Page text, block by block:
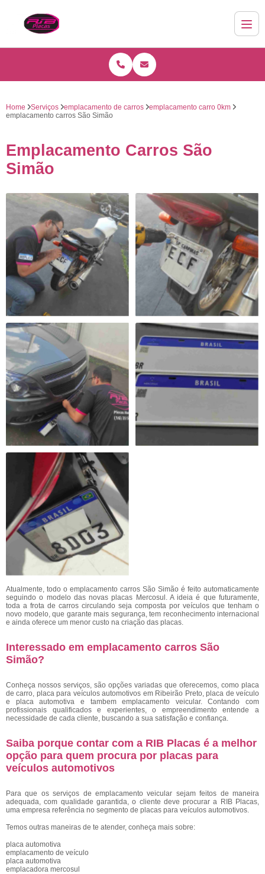
Home Serviços emplacamento de carros
emplacamento carro 0km
emplacamento carros São Simão
Emplacamento Carros São
Simão
Atualmente, todo o emplacamento carros São Simão é feito automaticamente
seguindo o modelo das novas placas Mercosul. A ideia é que futuramente,
toda a frota de carros circulando seja composta por veículos que tenham o
novo modelo, que garante mais segurança, tem reconhecimento internacional
e ainda oferece um menor custo na criação das placas.
Interessado em emplacamento carros São
Simão?
Conheça nossos serviços, são opções variadas que oferecemos, como placa
de carro, placa para veículos automotivos em Ribeirão Preto, placa de veículo
e placa automotiva e tambem emplacamento veicular. Contando com
profissionais qualificados e experientes, o empreendimento entende a
necessidade de cada cliente, buscando a sua satisfação e confiança.
Saiba porque contar com a RIB Placas é a melhor
opção para quem procura por placas para
veículos automotivos
Para que os serviços de emplacamento veicular sejam feitos de maneira
adequada, com qualidade garantida, o cliente deve procurar a RIB Placas,
uma empresa referência no segmento de placas para veículos automotivos.
Temos outras maneiras de te atender, conheça mais sobre:
placa automotiva
emplacamento de veículo
placa automotiva
emplacadora mercosul